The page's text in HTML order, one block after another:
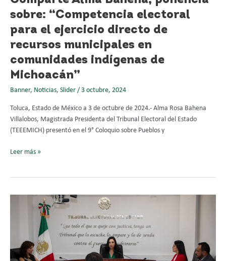
sobre: “Competencia electoral
para el ejercicio directo de
recursos municipales en
comunidades indígenas de
Michoacán”
Banner, Noticias, Slider / 3 octubre, 2024
Toluca, Estado de México a 3 de octubre de 2024.- Alma Rosa Bahena
Villalobos, Magistrada Presidenta del Tribunal Electoral del Estado
(TEEEMICH) presentó en el 9° Coloquio sobre Pueblos y
en
comunidades
indígenas
de
Michoacán”
Leer más »
Estado
continuará